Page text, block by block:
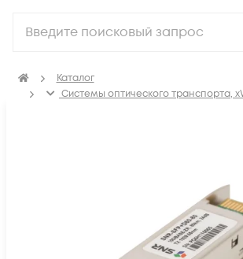
Каталог
Системы оптического транспорта,